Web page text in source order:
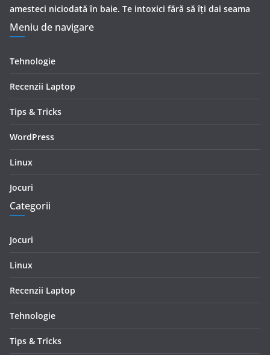
amesteci niciodată în baie. Te intoxici fără să îţi dai seama
Meniu de navigare
Tehnologie
Recenzii Laptop
Tips & Tricks
WordPress
Linux
Jocuri
Categorii
Jocuri
Linux
Recenzii Laptop
Tehnologie
Tips & Tricks